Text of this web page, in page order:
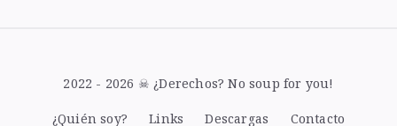
2022 - 2026 ☠ ¿Derechos? No soup for you!
¿Quién soy? Links Descargas Contacto